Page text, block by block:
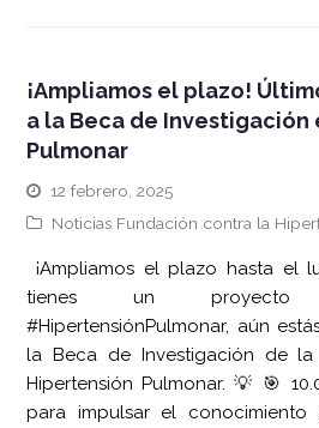
¡Ampliamos el plazo!
a la Beca de Investigación
Pulmonar
12 febrero, 2025
Noticias Fundación contra la
¡Ampliamos el plazo hasta el
tienes un proyecto
#HipertensiónPulmonar, aún
la Beca de Investigación de
Hipertensión Pulmonar. 💡 🎯
para impulsar el